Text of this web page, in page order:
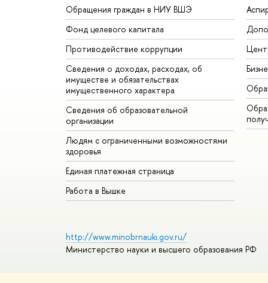
Обращения граждан в НИУ ВШЭ
Фонд целевого капитала
Противодействие коррупции
Сведения о доходах, расходах, об
имуществе и обязательствах
имущественного характера
Сведения об образовательной
организации
Людям с ограниченными возможностями
здоровья
Единая платежная страница
Работа в Вышке
http://www.minobrnauki.gov.ru/
Министерство науки и высшего образования РФ